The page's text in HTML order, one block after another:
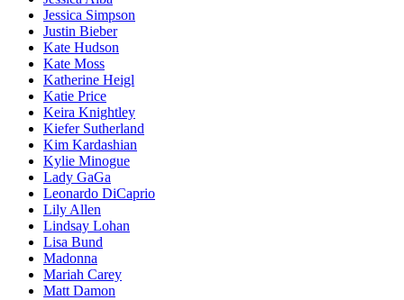
Jessica Simpson
Justin Bieber
Kate Hudson
Kate Moss
Katherine Heigl
Katie Price
Keira Knightley
Kiefer Sutherland
Kim Kardashian
Kylie Minogue
Lady GaGa
Leonardo DiCaprio
Lily Allen
Lindsay Lohan
Lisa Bund
Madonna
Mariah Carey
Matt Damon